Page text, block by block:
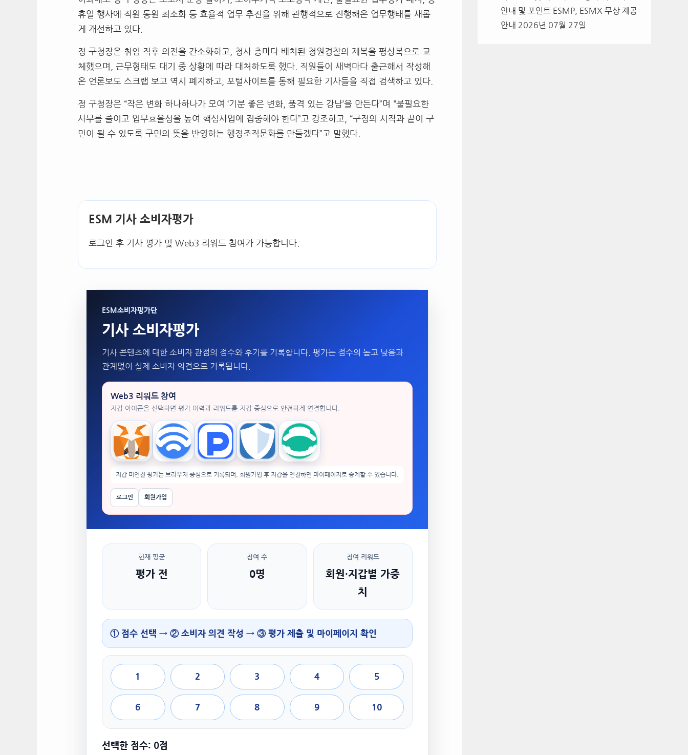
휴일 행사에 직원 동원 최소화 등 효율적 업무 추진을 위해 관행적으로 진행해온 업무행태를 새롭
게 개선하고 있다
정 구청장은 취임 직후 의전을 간소화하고
청사 층마다 배치된 청원경찰의 제복을 평상복으로 교
체했으며
근무형태도 대기 중 상황에 따라 대처하도록 했다
직원들이 새벽마다 출근해서 작성해
온 언론보도 스크랩 보고 역시 폐지하고
포털사이트를 통해 필요한 기사들을 직접 검색하고 있다
정 구청장은 “작은 변화 하나하나가 모여 ‘기분 좋은 변화 품격 있는 강남’을 만든다”며 “불필요한
사무를 줄이고 업무효율성을 높여 핵심사업에 집중해야 한다”고 강조하고 , “구정의 시작과 끝이 구
민이 될 수 있도록 구민의 뜻을 반영하는 행정조직문화를 만들겠다”고 말했다
ESM 기사 소비자평가
로그인 후 기사 평가 및 Web3 리워드 참여가 가능합니다.
ESM소비자평가단
기사 소비자평가
기사 콘텐츠에 대한 소비자 관점의 점수와 후기를 기록합니다. 평가는 점수의 높고 낮음과
관계없이 실제 소비자 의견으로 기록됩니다.
Web3 리워드 참여
지갑 아이콘을 선택하면 평가 이력과 리워드를 지갑 중심으로 안전하게 연결합니다.
MetaMask WalletConnectTokenPocket Trust Wallet imToken
지갑 미연결 평가는 브라우저 중심으로 기록되며, 회원가입 후 지갑을 연결하면 마이페이지로 승계할 수 있습니다.
로그인 회원가입
현재 평균
평가 전
참여 수
0명
참여 리워드
회원·지갑별 가중
치
① 점수 선택 → ② 소비자 의견 작성 → ③ 평가 제출 및 마이페이지 확인
1 2 3 4 5
6 7 8 9 10
선택한 점수: 0점
안내 및 포인트 ESMP, ESMX 무상 제공
안내 2026년 07월 27일